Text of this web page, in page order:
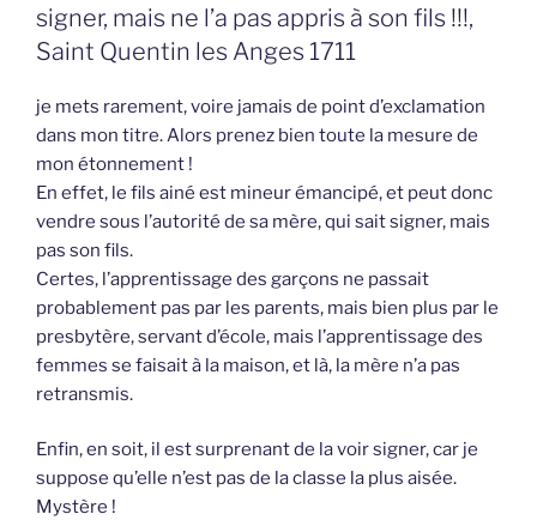
signer, mais ne l’a pas appris à son fils !!!,
Saint Quentin les Anges 1711
je mets rarement, voire jamais de point d’exclamation
dans mon titre. Alors prenez bien toute la mesure de
mon étonnement !
En effet, le fils ainé est mineur émancipé, et peut donc
vendre sous l’autorité de sa mère, qui sait signer, mais
pas son fils.
Certes, l’apprentissage des garçons ne passait
probablement pas par les parents, mais bien plus par le
presbytère, servant d’école, mais l’apprentissage des
femmes se faisait à la maison, et là, la mère n’a pas
retransmis.
Enfin, en soit, il est surprenant de la voir signer, car je
suppose qu’elle n’est pas de la classe la plus aisée.
Mystère !